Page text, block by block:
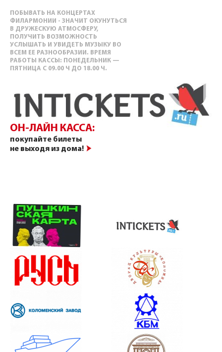
ПОБЫВАТЬ НА КОНЦЕРТАХ
ФИЛАРМОНИИ - ЗНАЧИТ ОКУНУТЬСЯ
В ДРУЖЕСКУЮ АТМОСФЕРУ,
ПОЛУЧИТЬ ВОЗМОЖНОСТЬ
УСЛЫШАТЬ И УВИДЕТЬ МУЗЫКУ ВО
ВСЕМ ЕЕ РАЗНООБРАЗИИ. ВРЕМЯ
РАБОТЫ КАССЫ: ПОНЕДЕЛЬНИК —
ПЯТНИЦА С 09.00 Ч ДО 18.00 Ч.
ОН-ЛАЙН КАССА:
покупайте билеты
не выходя из дома!